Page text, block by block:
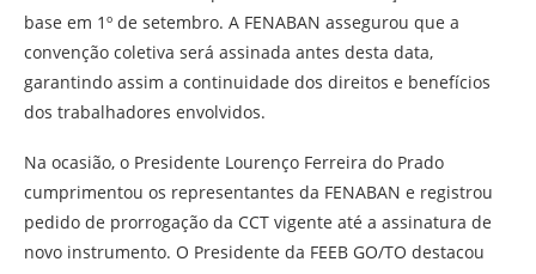
base em 1º de setembro. A FENABAN assegurou que a
convenção coletiva será assinada antes desta data,
garantindo assim a continuidade dos direitos e benefícios
dos trabalhadores envolvidos.
Na ocasião, o Presidente Lourenço Ferreira do Prado
cumprimentou os representantes da FENABAN e registrou
pedido de prorrogação da CCT vigente até a assinatura de
novo instrumento. O Presidente da FEEB GO/TO destacou